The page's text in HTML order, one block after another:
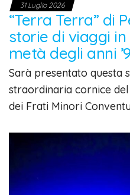
31 Luglio 2026
“Terra Terra” di
storie di viaggi
metà degli anni
Sarà presentato questa
straordinaria cornice
dei Frati Minori